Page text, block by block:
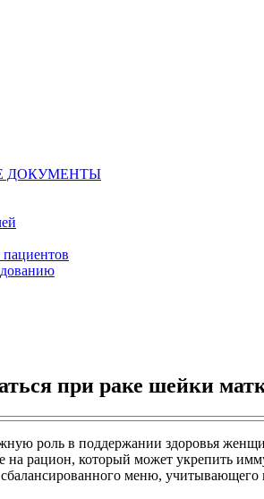
ДОКУМЕНТЫ
при раке шейки
роль в поддержании здоровья
на рацион, который может укрепить
меню, учитывающего